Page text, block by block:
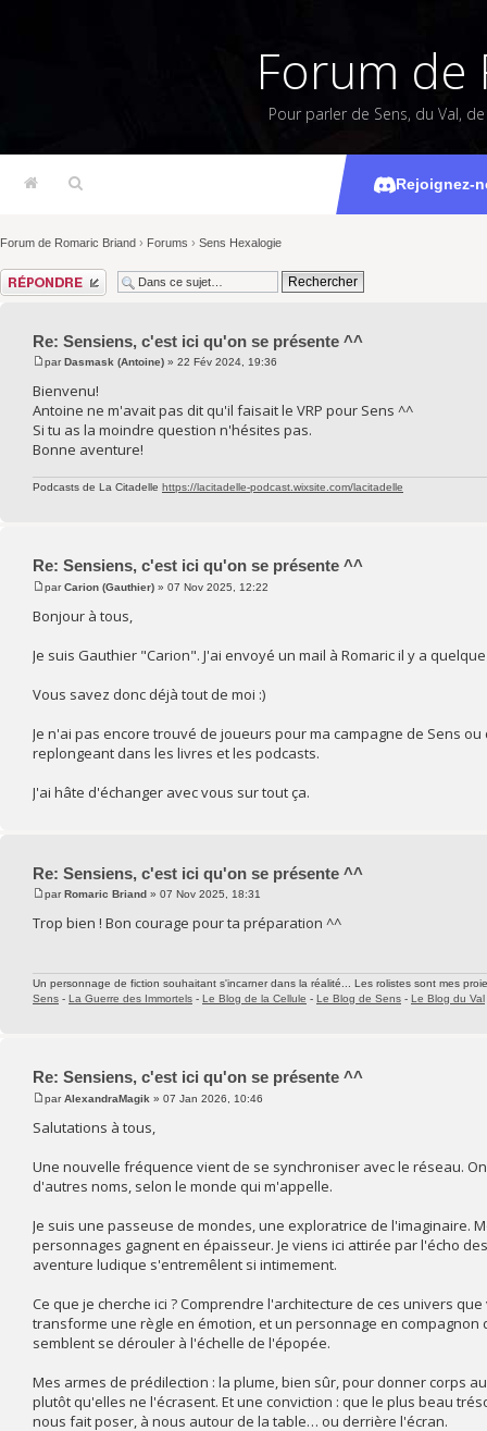
Forum de
Pour parler de Sens, du Val,
Rejoignez-
Sensiens,
Forum de Romaric Briand › Forums › Sens Hexalogie
Répondre
Re: Sensiens, c'est ici qu'on se présente ^^
parDasmask (Antoine) » 22 Fév 2024, 19:36
Bienvenu!
Antoine ne m'avait pas dit qu'il faisait le VRP pour Sens ^^
Si tu as la moindre question n'hésites pas.
Bonne aventure!
Podcasts de La Citadelle https://lacitadelle-podcast.wixsite.com/lacitadelle
Re: Sensiens, c'est ici qu'on se présente ^^
parCarion (Gauthier) » 07 Nov 2025, 12:22
Bonjour à tous,
Je suis Gauthier "Carion". J'ai envoyé un mail à Romaric il y a
Vous savez donc déjà tout de moi :)
Je n'ai pas encore trouvé de joueurs pour ma campagne de Sens
replongeant dans les livres et les podcasts.
J'ai hâte d'échanger avec vous sur tout ça.
Re: Sensiens, c'est ici qu'on se présente ^^
parRomaric Briand » 07 Nov 2025, 18:31
Trop bien ! Bon courage pour ta préparation ^^
Un personnage de fiction souhaitant s'incarner dans la réalité... Les rolistes sont mes
Sens - La Guerre des Immortels - Le Blog de la Cellule - Le Blog de Sens - Le Blog du Val
Re: Sensiens, c'est ici qu'on se présente ^^
parAlexandraMagik » 07 Jan 2026, 10:46
Salutations à tous,
Une nouvelle fréquence vient de se synchroniser avec le réseau.
d'autres noms, selon le monde qui m'appelle.
Je suis une passeuse de mondes, une exploratrice de
personnages gagnent en épaisseur. Je viens ici attirée par l'écho
aventure ludique s'entremêlent si intimement.
Ce que je cherche ici ? Comprendre l'architecture de ces univers
transforme une règle en émotion, et un personnage en
semblent se dérouler à l'échelle de l'épopée.
Mes armes de prédilection : la plume, bien sûr, pour donner corps
plutôt qu'elles ne l'écrasent. Et une conviction : que le plus beau
nous fait poser, à nous autour de la table… ou derrière l'écran.